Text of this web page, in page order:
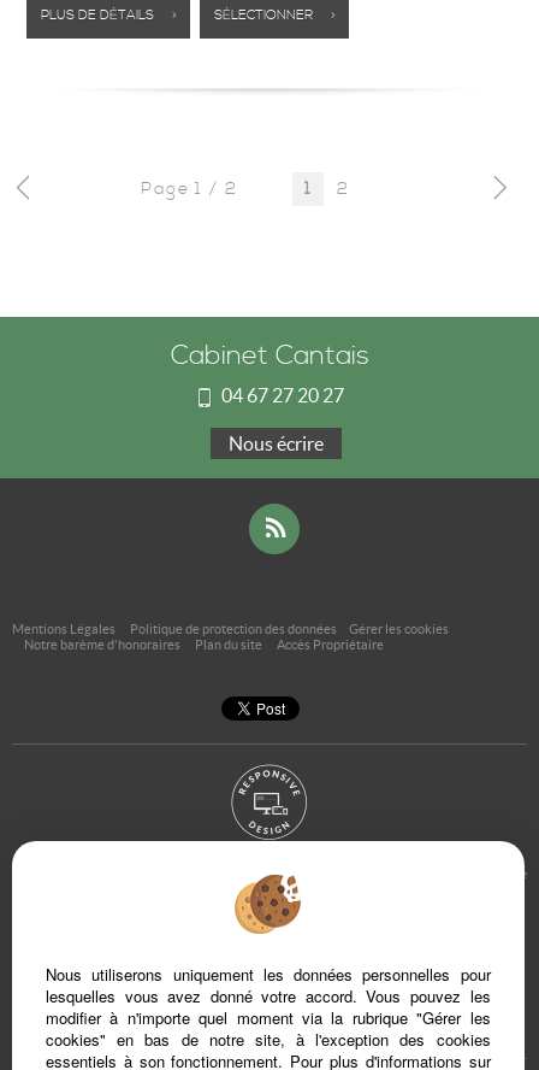
PLUS DE DÉTAILS > SÉLECTIONNER >
Page 1 / 2 1 2
Cabinet Cantais
04 67 27 20 27
Nous écrire
Mentions Légales Politique de protection des données
Gérer les cookies
Notre barème d'honoraires
Plan du site Accès Propriétaire
Afin de vous offrir un confort de lecture permanent, depuis votre PC, votre tablette
ou votre smartphone, notre site s’adapte automatiquement aux différents types
d'écrans
Logiciel de transaction
Création site internet immobilier
Référencement site immobilier
Nous utiliserons uniquement les données personnelles pour
lesquelles vous avez donné votre accord. Vous pouvez les
modifier à n'importe quel moment via la rubrique "Gérer les
cookies" en bas de notre site, à l'exception des cookies
essentiels à son fonctionnement. Pour plus d'informations sur